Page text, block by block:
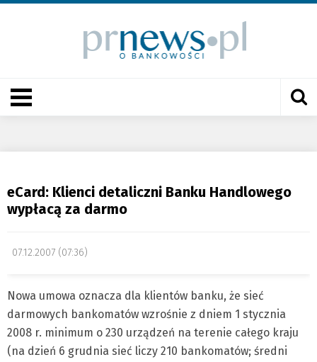
eCard: Klienci detaliczni Banku Handlowego
wypłacą za darmo
07.12.2007 (07:36)
Nowa umowa oznacza dla klientów banku, że sieć
darmowych bankomatów wzrośnie z dniem 1 stycznia
2008 r. minimum o 230 urządzeń na terenie całego kraju
(na dzień 6 grudnia sieć liczy 210 bankomatów; średni